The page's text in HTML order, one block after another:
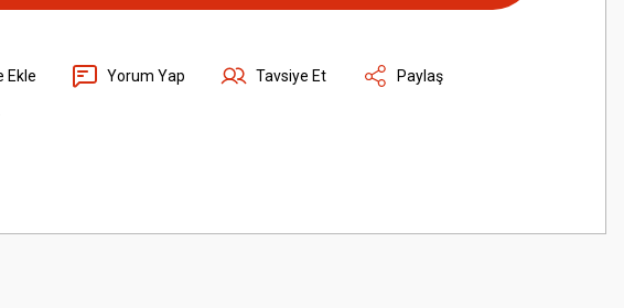
Yorum Yap Tavsiye Et Paylaş